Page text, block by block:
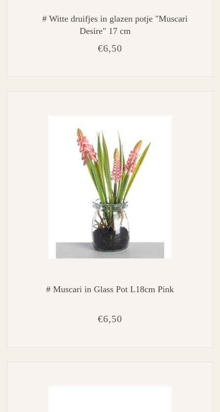
# Witte druifjes in glazen potje "Muscari
Desire" 17 cm
€6,50
# Muscari in Glass Pot L18cm Pink
€6,50